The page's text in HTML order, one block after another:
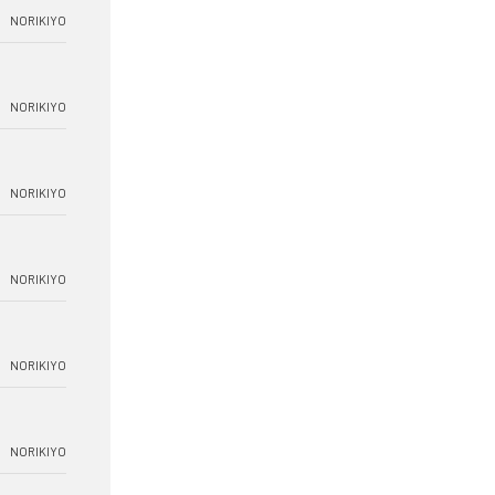
NORIKIYO
NORIKIYO
NORIKIYO
NORIKIYO
NORIKIYO
NORIKIYO